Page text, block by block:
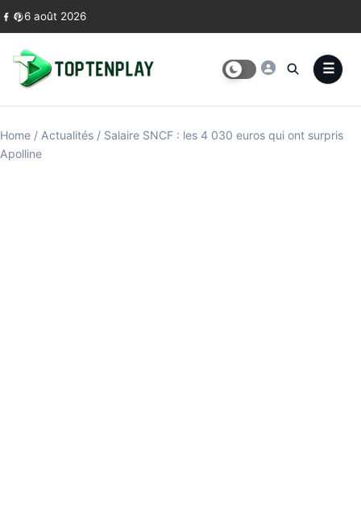
Skip to content
6 août 2026
Home / Actualités / Salaire SNCF : les 4 030 euros qui ont surpris
Apolline